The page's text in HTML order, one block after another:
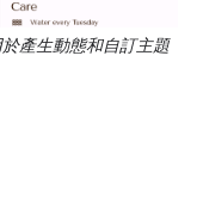
產生動態和自訂主題